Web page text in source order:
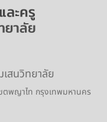
สนวิทยาลัย
ตพญาไท กรุงเทพมหานคร